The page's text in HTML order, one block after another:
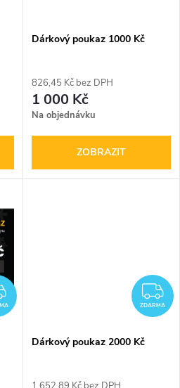
Dárkový poukaz 1000 Kč
826,45 Kč bez DPH
1 000 Kč
Na objednávku
ZOBRAZIT
ZDARMA
ZDARMA
Dárkový poukaz 2000 Kč